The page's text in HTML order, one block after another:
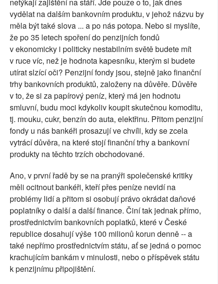
netýkají zajištění na stáří. Jde pouze o to, jak dnes
vydělat na dalším bankovním produktu, v jehož názvu by
měla být také slova ... a po nás potopa. Nebo si myslíte,
že po 35 letech spoření do penzijních fondů
v ekonomicky i politicky nestabilním světě budete mít
v ruce víc, než je hodnota kapesníku, kterým si budete
utírat slzící oči? Penzijní fondy jsou, stejně jako finanční
trhy bankovních produktů, založeny na důvěře. Důvěře
v to, že si za papírový peníz, který má jen hodnotu
smluvní, budu moci kdykoliv koupit skutečnou komoditu,
tj. mouku, cukr, benzín do auta, elektřinu. Přitom penzijní
fondy u nás bankéři prosazují ve chvíli, kdy se zcela
vytrácí důvěra, na které stojí finanční trhy a bankovní
produkty na těchto trzích obchodované.
Ano, v první řadě by se na pranýři společenské kritiky
měli ocitnout bankéři, kteří přes peníze nevidí na
problémy lidí a přitom si osobují právo okrádat daňové
poplatníky o další a další finance. Činí tak jednak přímo,
prostřednictvím bankovních poplatků, které v České
republice dosahují výše 100 milionů korun denně -- a
také nepřímo prostřednictvím státu, ať se jedná o pomoc
krachujícím bankám v minulosti, nebo o příspěvek státu
k penzijnímu připojištění.